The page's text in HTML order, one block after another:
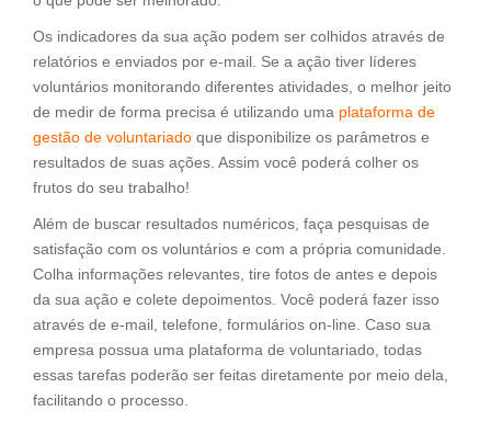
Os indicadores da sua ação podem ser colhidos através de
relatórios e enviados por e-mail. Se a ação tiver líderes
voluntários monitorando diferentes atividades, o melhor jeito
de medir de forma precisa é utilizando uma plataforma de
gestão de voluntariado que disponibilize os parâmetros e
resultados de suas ações. Assim você poderá colher os
frutos do seu trabalho!
Além de buscar resultados numéricos, faça pesquisas de
satisfação com os voluntários e com a própria comunidade.
Colha informações relevantes, tire fotos de antes e depois
da sua ação e colete depoimentos. Você poderá fazer isso
através de e-mail, telefone, formulários on-line. Caso sua
empresa possua uma plataforma de voluntariado, todas
essas tarefas poderão ser feitas diretamente por meio dela,
facilitando o processo.